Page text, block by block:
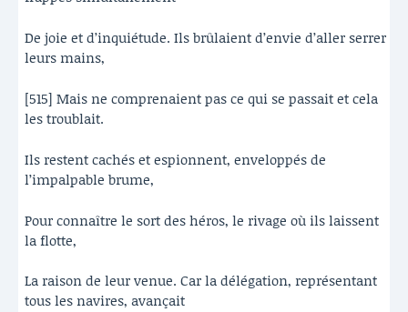
De joie et d’inquiétude. Ils brûlaient d’envie d’aller serrer
leurs mains,
[515] Mais ne comprenaient pas ce qui se passait et cela
les troublait.
Ils restent cachés et espionnent, enveloppés de
l’impalpable brume,
Pour connaître le sort des héros, le rivage où ils laissent
la flotte,
La raison de leur venue. Car la délégation, représentant
tous les navires, avançait